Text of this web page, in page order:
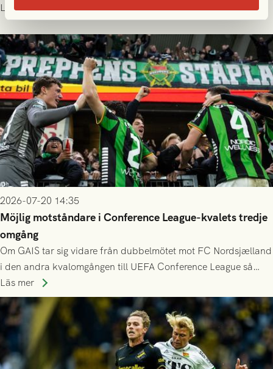
publiksnitt, ett lag med både kollektiv styrka och individuell
finess.
Läs mer
2026-07-20 14:35
Möjlig motståndare i Conference League-kvalets tredje
omgång
Om GAIS tar sig vidare från dubbelmötet mot FC Nordsjælland
i den andra kvalomgången till UEFA Conference League så
spelas den tredje kvalomgången kort därpå. Motståndare blir
då vinnaren i mötet mellan isländska Valur och HŠK Zrinjski
Mostar från Bosnien och Hercegovina.
Läs mer